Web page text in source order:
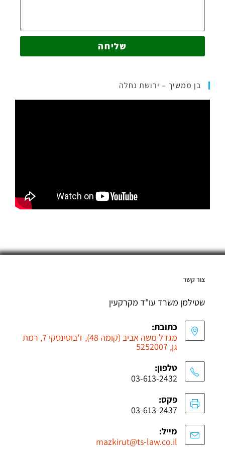
שליחה
בן ממשיך – ירושת נחלה
צור קשר
שטילמן משרד עו"ד מקרקעין
כתובת:
מגדל משה אביב (קומה 48), ז'בוטינסקי 7, רמת
גן, 5252007
טלפון:
03-613-2432
פקס:
03-613-2437
מייל:
mazkirut@ts-law.co.il